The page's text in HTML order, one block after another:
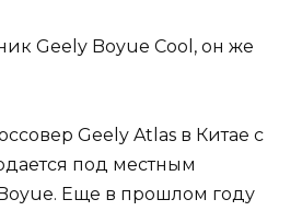
Geely Atlas в Китае с
под местным
Еще в прошлом году